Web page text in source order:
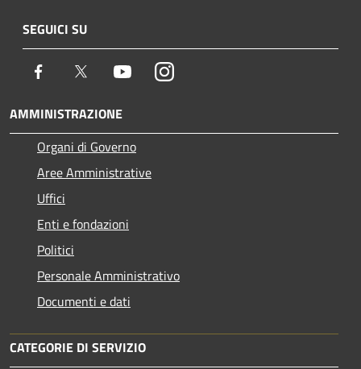
SEGUICI SU
Facebook Twitter YoutubeInstagram
AMMINISTRAZIONE
Organi di Governo
Aree Amministrative
Uffici
Enti e fondazioni
Politici
Personale Amministrativo
Documenti e dati
CATEGORIE DI SERVIZIO